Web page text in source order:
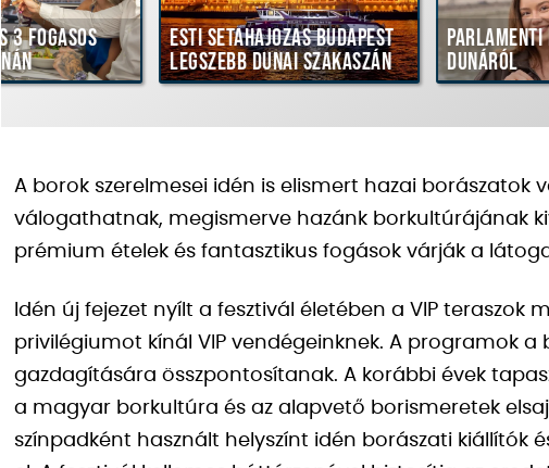
Esti sétahajózás Budapest
legszebb dunai szakaszán
Parlamenti panoráma a
Dunáról
A borok szerelmesei idén is elismert hazai borászatok
válogathatnak, megismerve hazánk borkultúrájának
prémium ételek és fantasztikus fogások várják a
Idén új fejezet nyílt a fesztivál életében a VIP teraszok
privilégiumot kínál VIP vendégeinknek. A programok
gazdagítására összpontosítanak. A korábbi évek
a magyar borkultúra és az alapvető borismeretek
színpadként használt helyszínt idén borászati kiállítók